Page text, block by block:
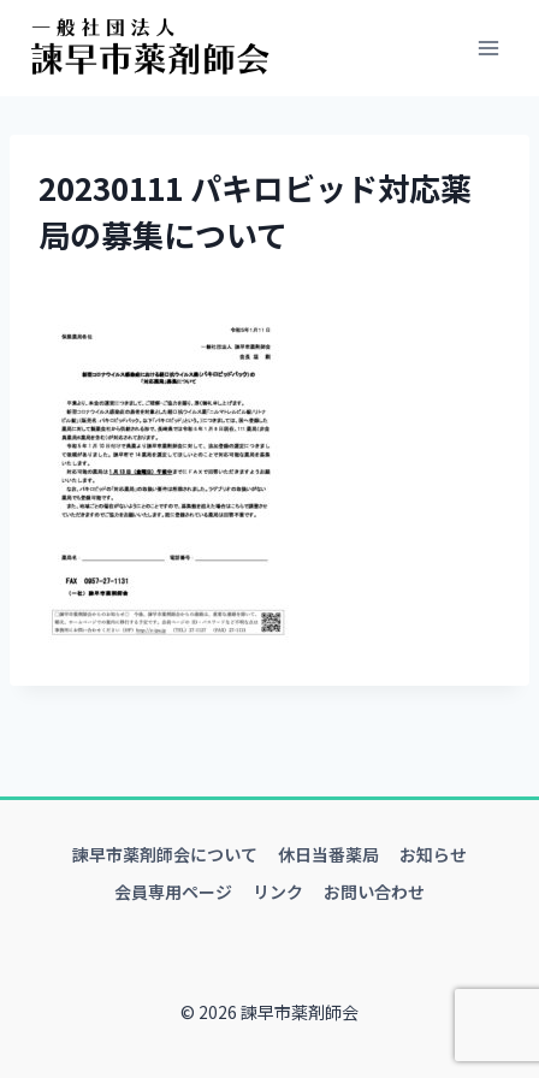
20230111 パキロビッド対応薬
局の募集について
諫早市薬剤師会について 休日当番薬局
お知らせ
会員専用ページ
リンク お問い合わせ
© 2026 諫早市薬剤師会